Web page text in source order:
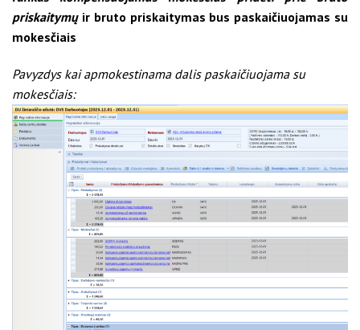
priskaitymųir bruto priskaitymas bus paskaičiuojamas su
mokesčiais
Pavyzdys kai apmokestinama dalis paskaičiuojama su
mokesčiais: